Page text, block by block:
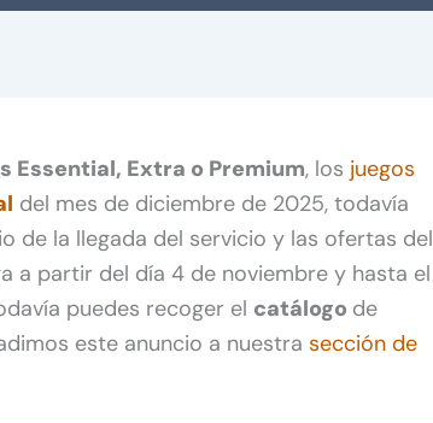
Essential, Extra o Premium, los juegos
del mes de diciembre de 2025, todavía
de la llegada del servicio y las ofertas del
a partir del día 4 de noviembre y hasta el
puedes recoger el catálogo de
este anuncio a nuestra sección de